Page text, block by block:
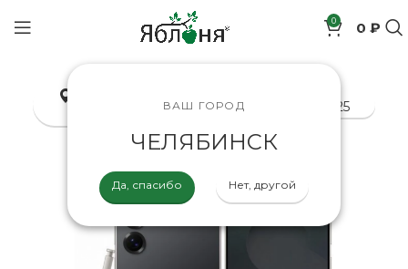
0
позиций0 ₽
ВАШ ГОРОД
ЧЕЛЯБИНСК
Да, спасибо Нет, другой
8-800-200-70-25